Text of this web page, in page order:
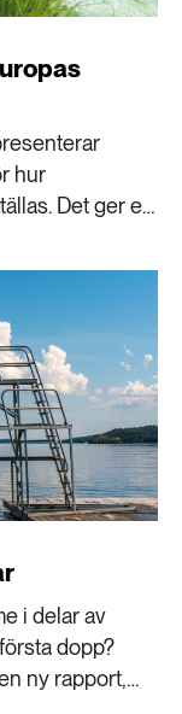
hur
Det ger en
marina
i delar av
dopp?
ny rapport,